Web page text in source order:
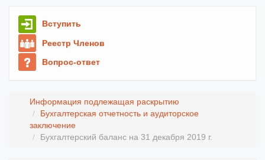
Вступить
Реестр Членов
Вопрос-ответ
Информация подлежащая раскрытию
Бухгалтерская отчетность и аудиторское
заключение
Бухгалтерский баланс на 31 декабря 2019 г.